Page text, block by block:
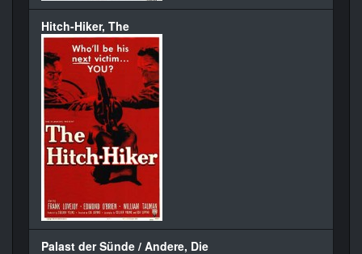
Hitch-Hiker, The
Palast der Sünde / Andere, Die